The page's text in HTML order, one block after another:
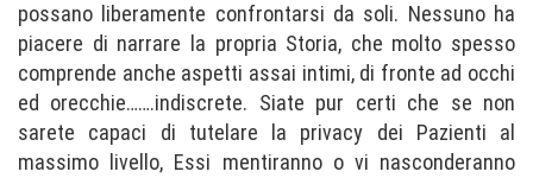
possano liberamente confrontarsi da soli. Nessuno ha
piacere di narrare la propria Storia, che molto spesso
comprende anche aspetti assai intimi, di fronte ad occhi
ed orecchie…….indiscrete. Siate pur certi che se non
sarete capaci di tutelare la privacy dei Pazienti al
massimo livello, Essi mentiranno o vi nasconderanno